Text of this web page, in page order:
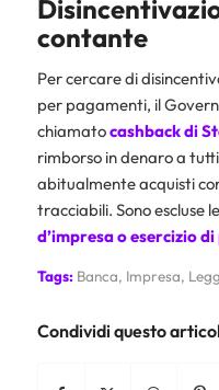
contante
Per cercare di
per pagamenti, il
chiamatocashbackdi
rimborso in denaro a
abitualmente acquisti
tracciabili. Sono escluse
d’impresa o esercizio
Tags: Banca, Impresa,
Condividi questo